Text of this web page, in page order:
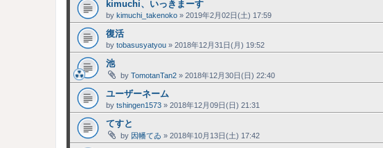
kimuchi、いっきまーす
by kimuchi_takenoko » 2019年2月02日(土) 17:59
復活
by tobasusyatyou » 2018年12月31日(月) 19:52
池
by TomotanTan2 » 2018年12月30日(日) 22:40
ユーザーネーム
by tshingen1573 » 2018年12月09日(日) 21:31
てすと
by 因幡てゐ » 2018年10月13日(土) 17:42